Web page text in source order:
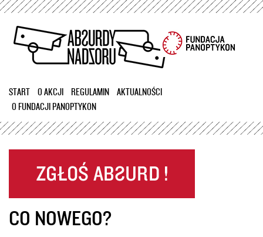
Przejdź
treści
START O AKCJI REGULAMIN
AKTUALNOŚCI
O FUNDACJI PANOPTYKON
CO NOWEGO?